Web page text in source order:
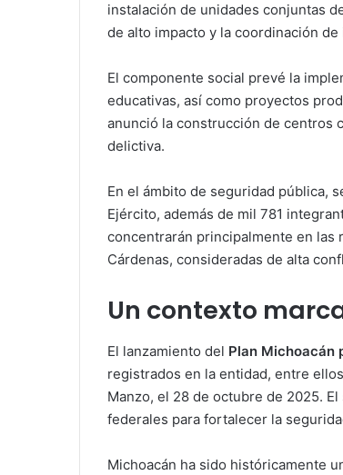
instalación de unidades conjuntas
de alto impacto y la coordinación
El componente social prevé la
educativas, así como proyectos
anunció la construcción de centros
delictiva.
En el ámbito de seguridad pública,
Ejército, además de mil 781
concentrarán principalmente en las
Cárdenas, consideradas de alta
Un contexto
El lanzamiento del Plan Michoacán
registrados en la entidad, entre
Manzo, el 28 de octubre de 2025.
federales para fortalecer la
Michoacán ha sido históricamente